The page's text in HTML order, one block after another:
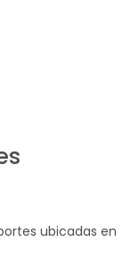
ubicadas en